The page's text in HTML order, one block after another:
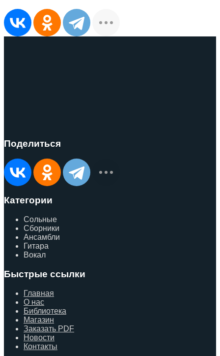
Поделиться
Категории
Сольные
Сборники
Ансамбли
Гитара
Вокал
Быстрые ссылки
Главная
О нас
Библиотека
Магазин
Заказать PDF
Новости
Контакты